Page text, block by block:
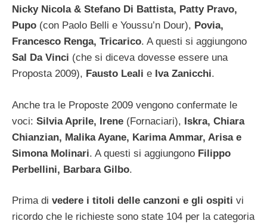
Nicky Nicola & Stefano Di Battista, Patty Pravo,
Pupo (con Paolo Belli e Youssu’n Dour), Povia,
Francesco Renga, Tricarico. A questi si aggiungono
Sal Da Vinci (che si diceva dovesse essere una
Proposta 2009), Fausto Leali e Iva Zanicchi.
Anche tra le Proposte 2009 vengono confermate le
voci: Silvia Aprile, Irene (Fornaciari), Iskra, Chiara
Chianzian, Malika Ayane, Karima Ammar, Arisa e
Simona Molinari. A questi si aggiungono Filippo
Perbellini, Barbara Gilbo.
Prima di vedere i titoli delle canzoni e gli ospiti vi
ricordo che le richieste sono state 104 per la categoria